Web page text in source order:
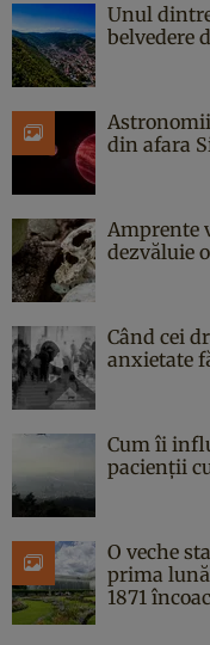
Unul
belvedere
din afara
Amprente
dezvăluie
Când cei
anxietate
Cum îi
pacienții
O veche
prima
1871